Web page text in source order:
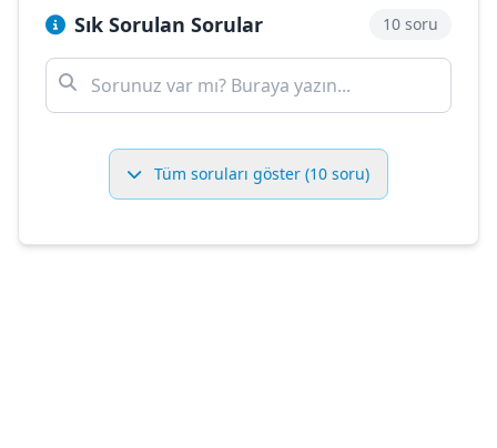
Sık Sorulan Sorular 10 soru
Tüm soruları göster (10 soru)